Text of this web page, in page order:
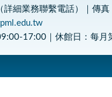
細業務聯繫電話）｜傳
17:00｜休館日：每月